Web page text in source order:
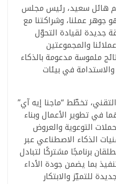
هائل سعيد، رئيس مجلس
هو جوهر عملنا، وشراكتنا مع
جديدة لقيادة التحوّل
والمجموعتين
ملموسة مدعومة بالذكاء
والاستدامة في بيئات
تخطّط “ماجنا إيه آي”
في تطوير الأعمال وبناء
التوعوية والعروض
الذكاء الاصطناعي عبر
برنامجًا مشتركًا لتبادل
بما يضمن جودة الأداء
للتميّز والابتكار